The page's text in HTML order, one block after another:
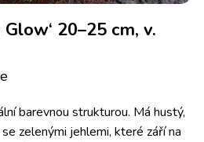
20–25 cm, v.
barevnou strukturou. Má hustý,
zelenými jehlemi, které září na